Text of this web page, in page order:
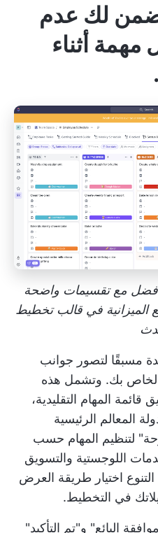
لك عدم
مهمة أثناء
مع تقسيمات واضحة
الميزانية في قالب تخطيط
مسبقًا لتصور جوانب
بك. وتشمل هذه
المهام التقليدية،
المعالم الرئيسية
لتنظيم المهام حسب
اللوجستية والتسويق
اختيار طريقة العرض
في التخطيط.
البائع" و"تم التأكيد"